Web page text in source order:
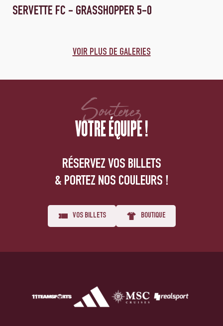
SERVETTE FC - GRASSHOPPER 5-0
VOIR PLUS DE GALERIES
Soutenez
VOTRE ÉQUIPE !
RÉSERVEZ VOS BILLETS
& PORTEZ NOS COULEURS !
VOS BILLETS BOUTIQUE